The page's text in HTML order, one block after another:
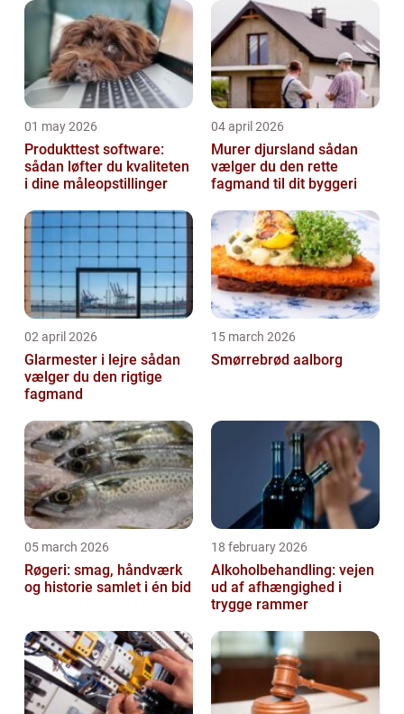
01 may 2026
Produkttest software:
sådan løfter du kvaliteten
i dine måleopstillinger
04 april 2026
Murer djursland sådan
vælger du den rette
fagmand til dit byggeri
02 april 2026
Glarmester i lejre sådan
vælger du den rigtige
fagmand
15 march 2026
Smørrebrød aalborg
05 march 2026
Røgeri: smag, håndværk
og historie samlet i én bid
18 february 2026
Alkoholbehandling: vejen
ud af afhængighed i
trygge rammer